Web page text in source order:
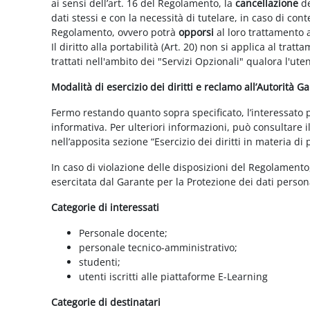
ai sensi dell’art. 16 del Regolamento, lacancellazione
dati stessi e con la necessità di tutelare, in caso di
Regolamento, ovvero potràopporsi al loro trattamento
Il diritto alla portabilità (Art. 20) non si applica al
trattati nell'ambito dei "Servizi Opzionali" qualora
Modalità di esercizio dei diritti e reclamo all’Autorità
Fermo restando quanto sopra specificato,
informativa. Per ulteriori informazioni, può consultare
nell’apposita sezione “Esercizio dei diritti in materia di
In caso di violazione delle disposizioni del
esercitata dal Garante per la Protezione dei dati
Categorie di interessati
Personale docente;
personale tecnico-amministrativo;
studenti;
utenti iscritti alle piattaforme E-Learning
Categorie di destinatari